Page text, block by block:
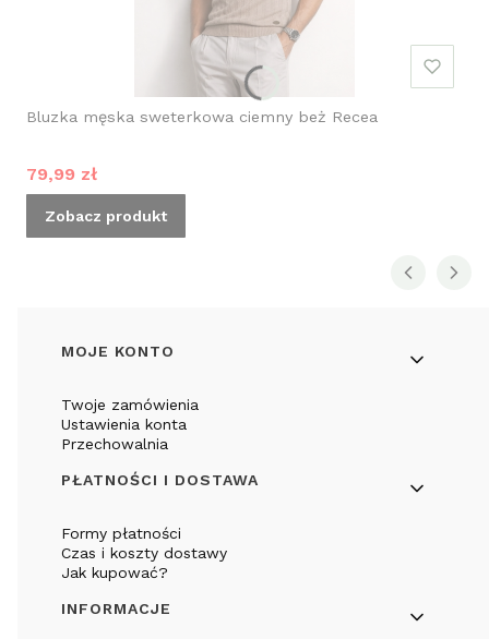
Bluzka męska sweterkowa ciemny beż Recea
Cena promocyjna
79,99 zł
Zobacz produkt
Linki w stopce
MOJE KONTO
Twoje zamówienia
Ustawienia konta
Przechowalnia
PŁATNOŚCI I DOSTAWA
Formy płatności
Czas i koszty dostawy
Jak kupować?
INFORMACJE